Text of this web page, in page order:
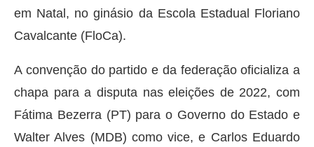
em Natal, no ginásio da Escola Estadual Floriano
Cavalcante (FloCa).
A convenção do partido e da federação oficializa a
chapa para a disputa nas eleições de 2022, com
Fátima Bezerra (PT) para o Governo do Estado e
Walter Alves (MDB) como vice, e Carlos Eduardo